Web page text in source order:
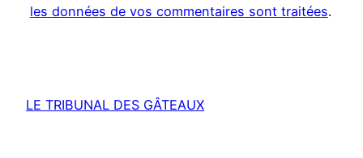
les données de vos commentaires sont traitées.
LE TRIBUNAL DES GÂTEAUX